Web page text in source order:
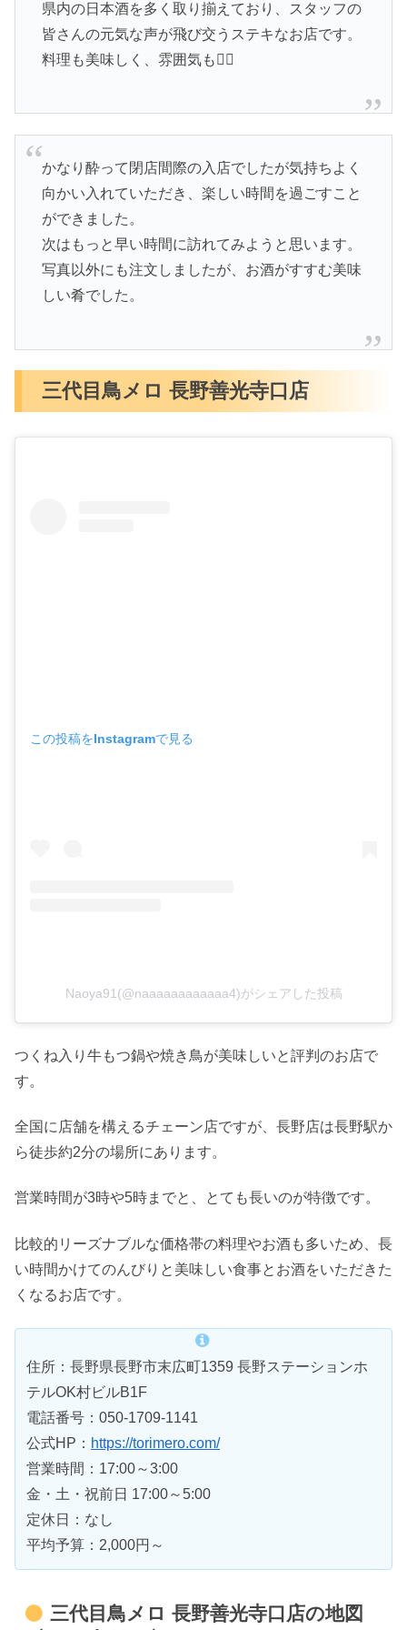
県内の日本酒を多く取り揃えており、スタッフの
皆さんの元気な声が飛び交うステキなお店です。
料理も美味しく、雰囲気も🙆‍♂️
かなり酔って閉店間際の入店でしたが気持ちよく
向かい入れていただき、楽しい時間を過ごすこと
ができました。
次はもっと早い時間に訪れてみようと思います。
写真以外にも注文しましたが、お酒がすすむ美味
しい肴でした。
三代目鳥メロ 長野善光寺口店
この投稿をInstagramで見る
Naoya91(@naaaaaaaaaaaa4)がシェアした投稿
つくね入り牛もつ鍋や焼き鳥が美味しいと評判のお店で
す。
全国に店舗を構えるチェーン店ですが、長野店は長野駅か
ら徒歩約2分の場所にあります。
営業時間が3時や5時までと、とても長いのが特徴です。
比較的リーズナブルな価格帯の料理やお酒も多いため、長
い時間かけてのんびりと美味しい食事とお酒をいただきた
くなるお店です。
住所：長野県長野市末広町1359 長野ステーションホ
テルOK村ビルB1F
電話番号：050-1709-1141
公式HP： https://torimero.com/
営業時間：17:00～3:00
金・土・祝前日 17:00～5:00
定休日：なし
平均予算：2,000円～
三代目鳥メロ 長野善光寺口店の地図